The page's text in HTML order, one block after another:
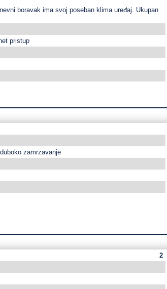
boravak ima svoj poseban klima uređaj. Ukupan
pristup
zamrzavanje
2